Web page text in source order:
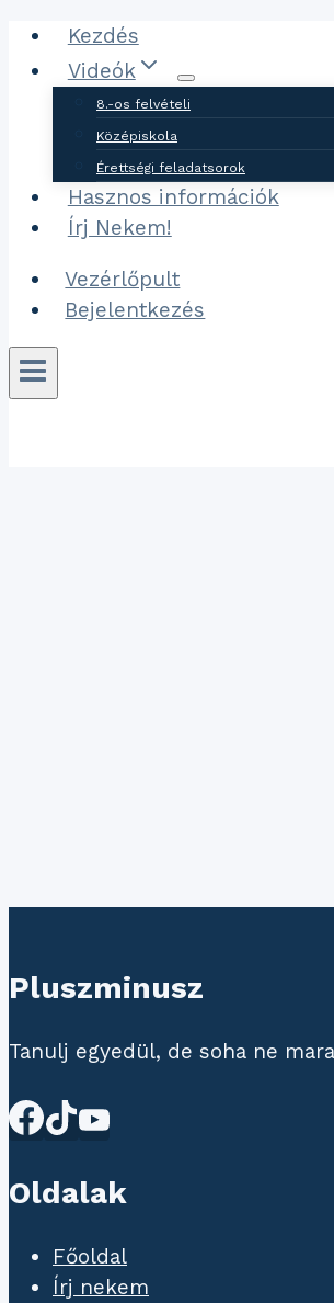
Ugrás
tartalomhoz
Kezdés
Videók
8.-os felvételi
Középiskola
Érettségi feladatsorok
Hasznos információk
Írj Nekem!
Vezérlőpult
Bejelentkezés
Pluszminusz
Tanulj egyedül, de soha ne
Oldalak
Főoldal
Írj nekem